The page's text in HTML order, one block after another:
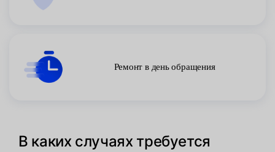
Ремонт в день обращения
В каких случаях требуется